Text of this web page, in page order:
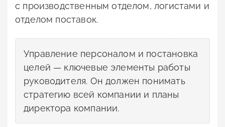
с производственным отделом, логистами и
отделом поставок.
Управление персоналом и постановка
целей — ключевые элементы работы
руководителя. Он должен понимать
стратегию всей компании и планы
директора компании.